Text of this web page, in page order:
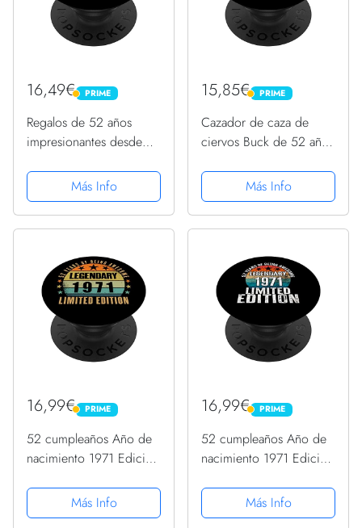
16,49€ PRIME
PRIME
Regalos de 52 años
impresionantes desde
cumpleaños PopSockets
PopGrip Intercambiable
Más Info
15,85€ PRIME
PRIME
Cazador de caza de
ciervos Buck de 52 años
cumpleaños 52
PopSockets PopGrip
Intercambiable
Más Info
16,99€ PRIME
PRIME
52 cumpleaños Año de
nacimiento 1971 Edición
PopGrip Intercambiable
Más Info
16,99€ PRIME
PRIME
52 cumpleaños Año de
nacimiento 1971 Edición
PopGrip Intercambiable
Más Info